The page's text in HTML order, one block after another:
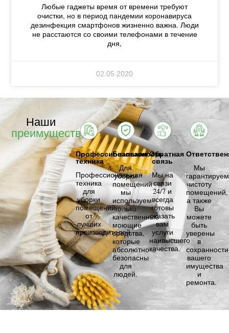
Любые гаджеты время от времени требуют
очистки, но в период пандемии коронавируса
дезинфекция смартфонов жизненно важна. Люди
не расстаются со своими телефонами в течение
дня,
02.05.2020
Наши
преимущества
Профессиональная
техника
Профессиональная
техника
для
уборки
помещений
от
лучших
производителей.
Безопасность
Для
уборки
помещений
мы
используем
только
качественные
моющие
средства,
которые
абсолютно
безопасны
для
людей.
Обратная
связь
Мы на
связи
24/7 и
всегда
готовы
оказать
вам
услуги
наивысшего
качества.
Мы
гарантируем
чистоту
помещений,
а также
Вы
можете
быть
уверены
в
сохранности
вашего
имущества
и
ремонта.